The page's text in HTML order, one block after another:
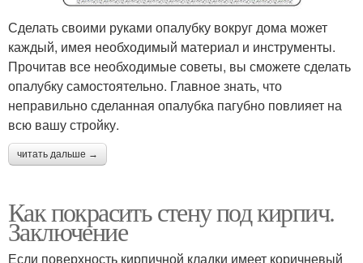
Сделать своими руками опалубку вокруг дома может
каждый, имея необходимый материал и инструменты.
Прочитав все необходимые советы, вы сможете сделать
опалубку самостоятельно. Главное знать, что
неправильно сделанная опалубка пагубно повлияет на
всю вашу стройку.
читать дальше →
Как покрасить стену под кирпич.
Заключение
Если поверхность кирпичной кладки имеет коричневый